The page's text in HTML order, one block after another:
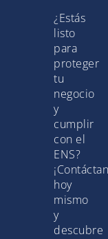
¿Estás
listo
para
proteger
tu
negocio
y
cumplir
con el
ENS?
hoy
mismo
y
descubre